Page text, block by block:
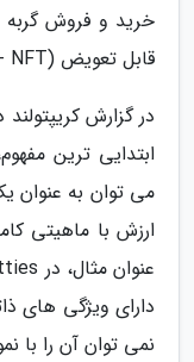
خرید و فروش
قابل تعویض (ERC- NFT) 721 را فراهم می کرد.
در گزارش
می توان به عنوان
ارزش با ماهیتی
دارای ویژگی های
نمی توان آن را با